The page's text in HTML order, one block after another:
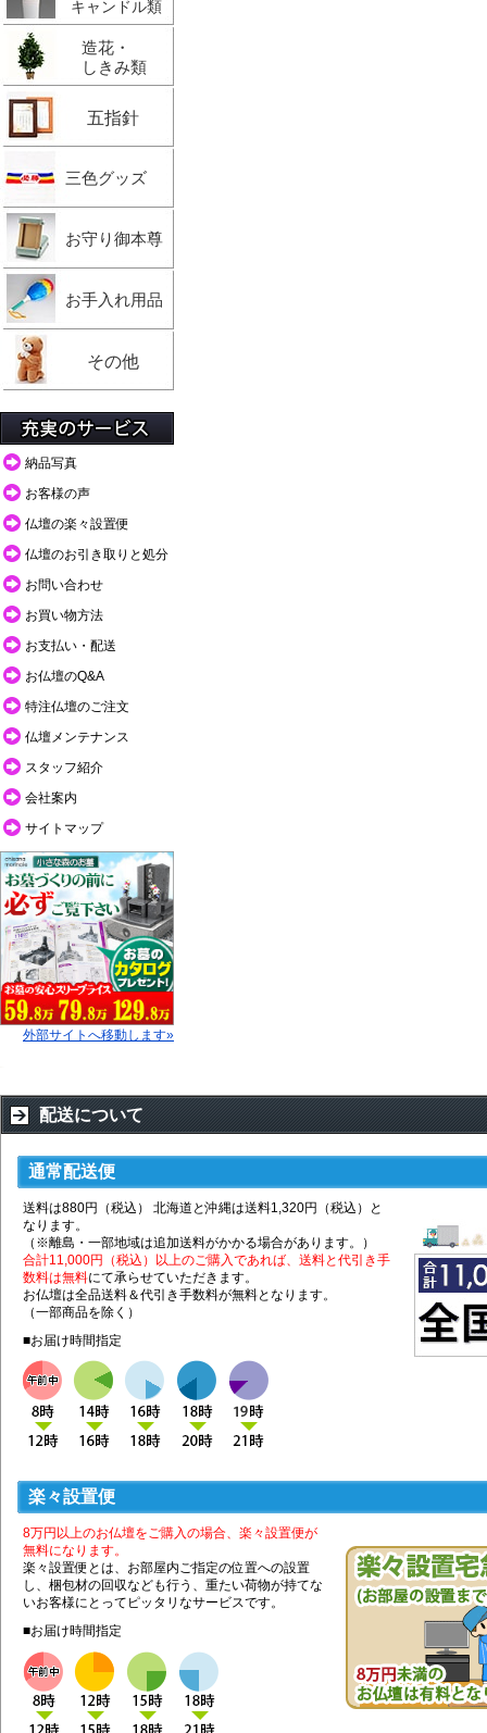
キャンドル類
造花・
しきみ類
五指針
三色グッズ
お守り御本尊
お手入れ用品
その他
納品写真
お客様の声
仏壇の楽々設置便
仏壇のお引き取りと処分
お問い合わせ
お買い物方法
お支払い・配送
お仏壇のQ&A
特注仏壇のご注文
仏壇メンテナンス
スタッフ紹介
会社案内
サイトマップ
外部サイトへ移動します»
配送について
通常配送便
送料は880円（税込） 北海道と沖縄は送料1,320円（税込）と
なります。
（※離島・一部地域は追加送料がかかる場合があります。）
合計11,000円（税込）以上のご購入であれば、送料と代引き手
数料は無料にて承らせていただきます。
お仏壇は全品送料＆代引き手数料が無料となります。
（一部商品を除く）
■お届け時間指定
楽々設置便
8万円以上のお仏壇をご購入の場合、楽々設置便が
無料になります。
楽々設置便とは、お部屋内ご指定の位置への設置
し、梱包材の回収なども行う、重たい荷物が持てな
いお客様にとってピッタリなサービスです。
■お届け時間指定